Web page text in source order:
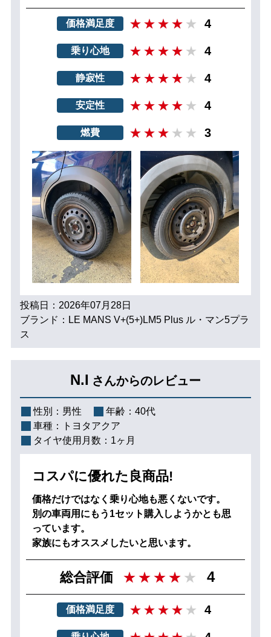
価格満足度 4
乗り心地 4
静寂性 4
安定性 4
燃費 3
投稿日：2026年07月28日
ブランド：LE MANS V+(5+)LM5 Plus ル・マン5プラ
ス
N.I さんからのレビュー
性別： 男性 年齢： 40代
車種：
トヨタアクア
タイヤ使用月数： 1ヶ月
コスパに優れた良商品!
価格だけではなく乗り心地も悪くないです。
別の車両用にもう1セット購入しようかとも思
っています。
家族にもオススメしたいと思います。
総合評価 4
価格満足度 4